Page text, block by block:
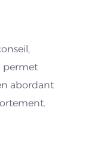
permet
abordant